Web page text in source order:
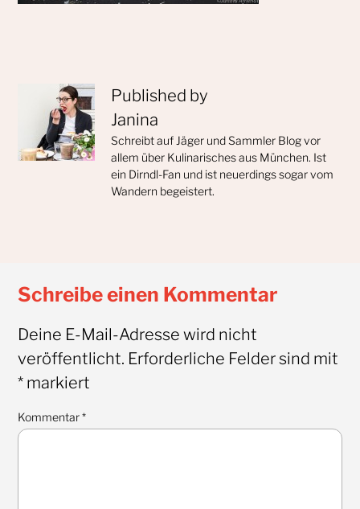
Published by
Janina
Schreibt auf Jäger und Sammler Blog vor
allem über Kulinarisches aus München. Ist
ein Dirndl-Fan und ist neuerdings sogar vom
Wandern begeistert.
Schreibe einen Kommentar
Deine E-Mail-Adresse wird nicht
veröffentlicht. Erforderliche Felder sind mit
*markiert
Kommentar*